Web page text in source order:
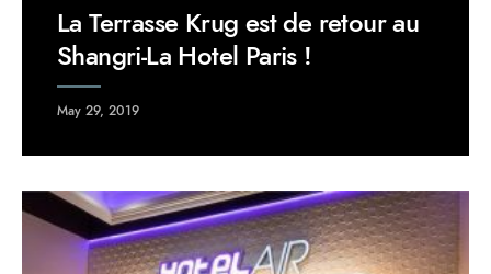
La Terrasse Krug est de retour au
Shangri-La Hotel Paris !
May 29, 2019